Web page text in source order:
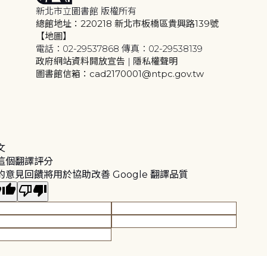
新北市立圖書館 版權所有
總館地址：220218 新北市板橋區貴興路139號
【地圖】
電話：02-29537868 傳真：02-29538139
政府網站資料開放宣告 | 隱私權聲明
圖書館信箱：cad2170001@ntpc.gov.tw
個翻譯評分
意見回饋將用於協助改善 Google 翻譯品質